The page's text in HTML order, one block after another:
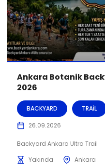
Ankara Botanik
2026
BACKYARD TRAIL
26.09.2026
Backyard Ankara Ultra Trail
Yakında
Ankara